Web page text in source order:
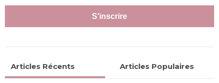
Articles Récents Articles Populaires